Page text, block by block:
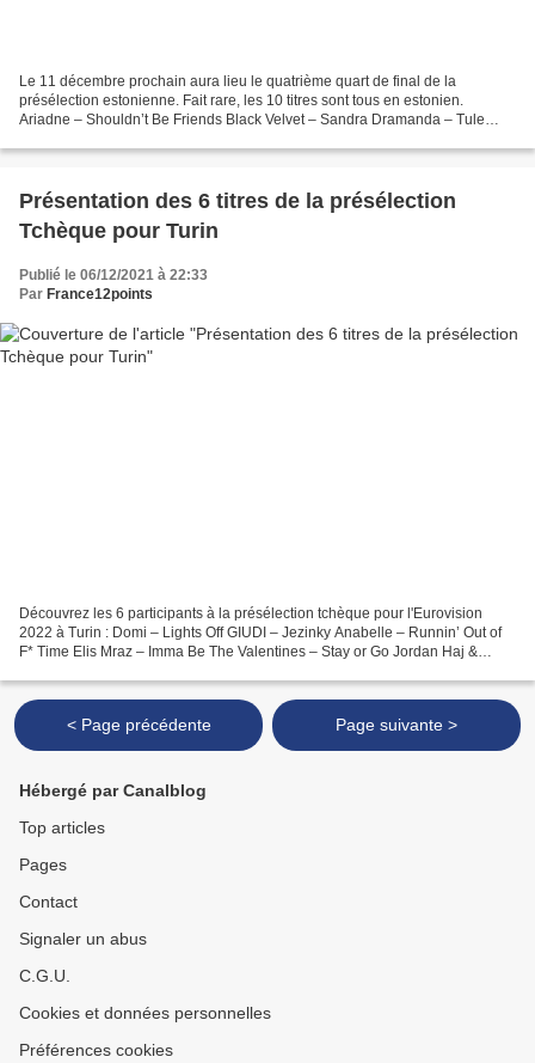
Le 11 décembre prochain aura lieu le quatrième quart de final de la
présélection estonienne. Fait rare, les 10 titres sont tous en estonien.
Ariadne – Shouldn’t Be Friends Black Velvet – Sandra Dramanda – Tule
Présentation des 6 titres de la présélection
Tchèque pour Turin
Publié le 06/12/2021 à 22:33
Par France12points
Découvrez les 6 participants à la présélection tchèque pour l'Eurovision
2022 à Turin : Domi – Lights Off GIUDI – Jezinky Anabelle – Runnin’ Out of
F* Time Elis Mraz – Imma Be The Valentines – Stay or Go Jordan Haj &
< Page précédente Page suivante >
Hébergé par Canalblog
Top articles
Pages
Contact
Signaler un abus
C.G.U.
Cookies et données personnelles
Préférences cookies